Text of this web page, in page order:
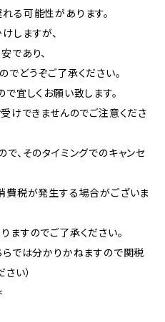
る可能性があります。
しますが、
であり、
どうぞご了承ください。
宜しくお願い致します。
けできませんのでご注意くださ
、そのタイミングでのキャンセ
費税が発生する場合がございま
すのでご了承ください。
らでは分かりかねますので関税
い）